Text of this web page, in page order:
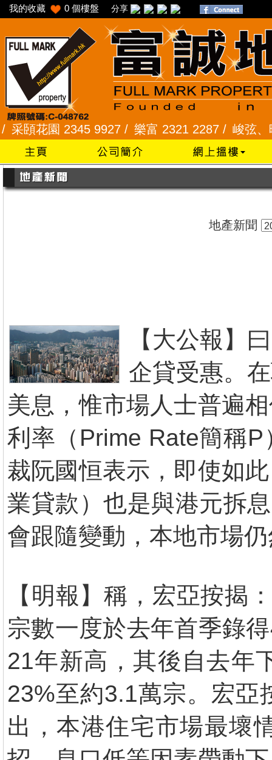
我的收藏 0 個樓盤 分享
花園 2345 9927 /樂富 2321 2287 / 峻弦、曉
地產新聞
【大公報】
企貸受惠。
美息，惟市場人士普遍
利率（Prime Rate簡稱
裁阮國恒表示，即使如
業貸款）也是與港元拆
會跟隨變動，本地市場
【明報】稱，宏亞按揭
宗數一度於去年首季錄
21年新高，其後自去年
23%至約3.1萬宗。宏亞
出，本港住宅市場最壞